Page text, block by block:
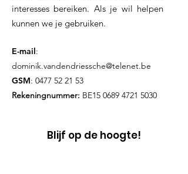
interesses bereiken. Als je wil helpen
kunnen we je gebruiken.
E-mail:
dominik.vandendriessche@telenet.be
GSM: 0477 52 21 53
Rekeningnummer: BE15 0689 4721 5030
Blijf op de hoogte!